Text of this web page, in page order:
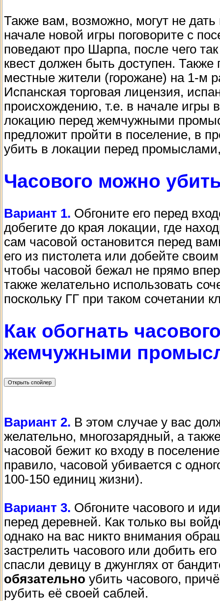
Также вам, возможно, могут не
начале новой игры поговорите с
поведают про Шарпа, после чего
квест должен быть доступен. Также
местные жители (горожане) на 1-м
Испанская торговая лицензия,
происхождению, т.е. в начале
локацию перед жемчужными
предложит пройти в поселение, в
убить в локации перед
Часового можно
Вариант 1. Обгоните его перед
добегите до края локации, где
сам часовой остановится перед
его из пистолета или добейте
чтобы часовой бежал не прямо
также желательно использовать
поскольку ГГ при таком сочетании
Как обогнать
жемчужными
Вариант 2. В этом случае у вас
желательно, многозарядный, а
часовой бежит ко входу в
правило, часовой убивается с
100-150 единиц жизни).
Вариант 3. Обгоните часового и
перед деревней. Как только вы
однако на вас никто внимания
застрелить часового или добить
спасли девицу в джунглях от
обязательно убить часового,
рубить её своей саблей.